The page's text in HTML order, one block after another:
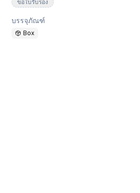
ขอใบรับรอง
บรรจุภัณฑ์
Box